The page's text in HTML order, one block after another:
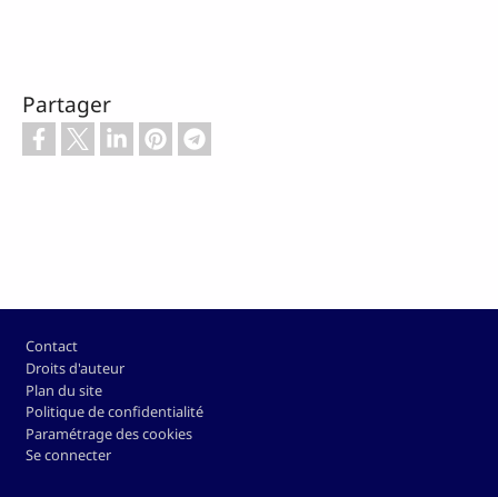
Partager
Pied de page
Contact
Droits d'auteur
Plan du site
Politique de confidentialité
Paramétrage des cookies
Se connecter